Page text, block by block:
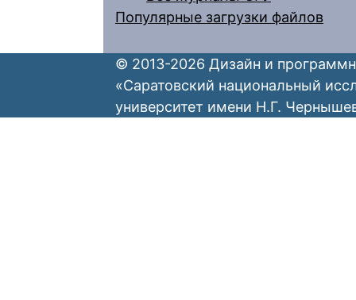
Популярные загрузки файлов
© 2013-2026 Дизайн и
«Саратовский национальный
университет имени Н.Г.